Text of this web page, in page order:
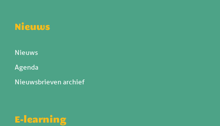
Nieuws
Nieuws
Agenda
Nieuwsbrieven archief
E-learning